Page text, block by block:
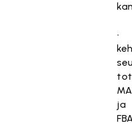
•
ja